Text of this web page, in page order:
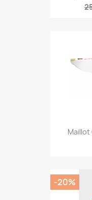
Maillot
-20%